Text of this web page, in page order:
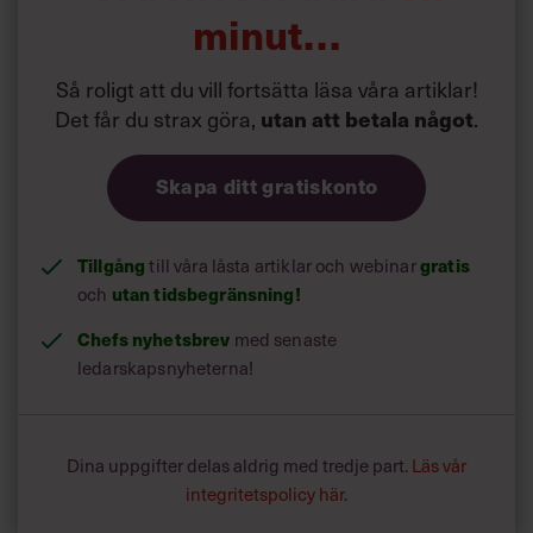
minut…
Så roligt att du vill fortsätta läsa våra artiklar!
Det får du strax göra, utan att betala något.
Skapa ditt gratiskonto
Tillgångtill våra låsta artiklar och webinargratis
och utan tidsbegränsning!
Chefs nyhetsbrev med senaste
ledarskapsnyheterna!
Dina uppgifter delas aldrig med tredje part. Läs vår
integritetspolicy här.